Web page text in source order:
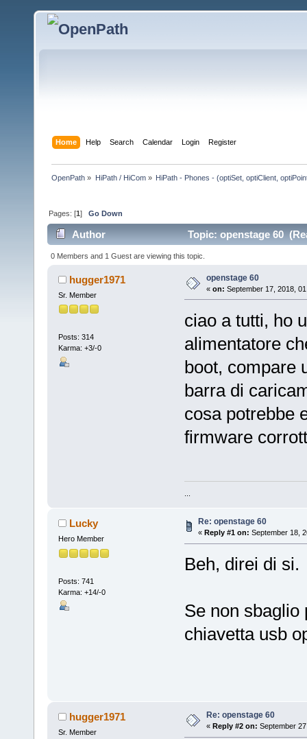
Home Help Search Calendar Login Register
OpenPath » HiPath / HiCom» HiPath - Phones - (optiSet, optiClient,
Pages: [1]Go Down
Author Topic: openstage 60
0 Members and 1 Guest are viewing this topic.
hugger1971
Sr. Member
Posts: 314
Karma: +3/-0
openstage 60
« on: September 17, 2018,
ciao a tutti, ho
alimentatore
boot, compare
barra di
cosa potrebbe
firmware
Lucky
Hero Member
Posts: 741
Karma: +14/-0
Re: openstage 60
« Reply #1 on: September 18,
Beh, direi di si.
Se non sbaglio
chiavetta usb
hugger1971
Sr. Member
Re: openstage 60
« Reply #2 on: September